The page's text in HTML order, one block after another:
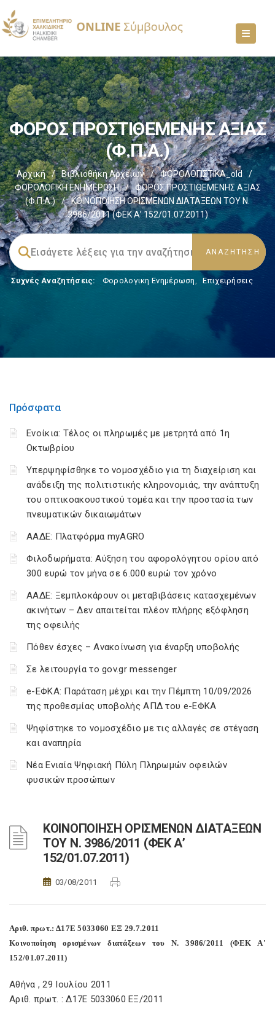
ΦΟΡΟΣ ΠΡΟΣΤΙΘΕΜΕΝΗΣ ΑΞΙΑΣ
(Φ.Π.Α.)
Αρχική / Βιβλιοθήκη Αρχείων / ΦΟΡΟΛΟΓΙΣΤΙΚΑ_old
/
ΦΟΡΟΛΟΓΙΚΗ ΕΝΗΜΕΡΩΣΗ
/
ΦΟΡΟΣ ΠΡΟΣΤΙΘΕΜΕΝΗΣ ΑΞΙΑΣ
(Φ.Π.Α.)
/
ΚΟΙΝΟΠΟΙΗΣΗ ΟΡΙΣΜΕΝΩΝ ΔΙΑΤΑΞΕΩΝ ΤΟΥ Ν.
3986/2011 (ΦΕΚ Α’ 152/01.07.2011)
Συχνές Αναζητήσεις: Φορολογικη Ενημέρωση, Επιχειρήσεις
Πρόσφατα
Ενοίκια: Τέλος οι πληρωμές με μετρητά από 1η
Οκτωβρίου
Υπερψηφίσθηκε το νομοσχέδιο για τη διαχείριση και
ανάδειξη της πολιτιστικής κληρονομιάς, την ανάπτυξη
του οπτικοακουστικού τομέα και την προστασία των
πνευματικών δικαιωμάτων
ΑΑΔΕ: Πλατφόρμα myAGRO
Φιλοδωρήματα: Αύξηση του αφορολόγητου ορίου από
300 ευρώ τον μήνα σε 6.000 ευρώ τον χρόνο
ΑΑΔΕ: Ξεμπλοκάρουν οι μεταβιβάσεις κατασχεμένων
ακινήτων – Δεν απαιτείται πλέον πλήρης εξόφληση
της οφειλής
Πόθεν έσχες – Ανακοίνωση για έναρξη υποβολής
Σε λειτουργία το gov.gr messenger
e-ΕΦΚΑ: Παράταση μέχρι και την Πέμπτη 10/09/2026
της προθεσμίας υποβολής ΑΠΔ του e-ΕΦΚΑ
Ψηφίστηκε το νομοσχέδιο με τις αλλαγές σε στέγαση
και αναπηρία
Νέα Ενιαία Ψηφιακή Πύλη Πληρωμών οφειλών
φυσικών προσώπων
ΚΟΙΝΟΠΟΙΗΣΗ ΟΡΙΣΜΕΝΩΝ ΔΙΑΤΑΞΕΩΝ
ΤΟΥ Ν. 3986/2011 (ΦΕΚ Α’
152/01.07.2011)
03/08/2011
Αριθ. πρωτ.: Δ17Ε 5033060 ΕΞ 29.7.2011
Κοινοποίηση ορισμένων διατάξεων του Ν. 3986/2011 (ΦΕΚ Α'
152/01.07.2011)
Αθήνα , 29 Ιουλίου 2011
Αριθ. πρωτ. : Δ17Ε 5033060 ΕΞ/2011